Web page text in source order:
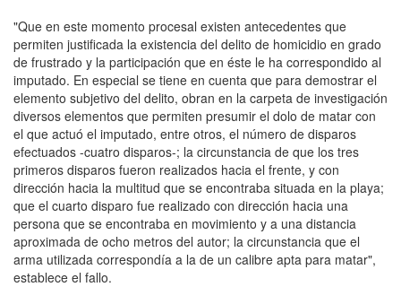
"Que en este momento procesal existen antecedentes que
permiten justificada la existencia del delito de homicidio en grado
de frustrado y la participación que en éste le ha correspondido al
imputado. En especial se tiene en cuenta que para demostrar el
elemento subjetivo del delito, obran en la carpeta de investigación
diversos elementos que permiten presumir el dolo de matar con
el que actuó el imputado, entre otros, el número de disparos
efectuados -cuatro disparos-; la circunstancia de que los tres
primeros disparos fueron realizados hacia el frente, y con
dirección hacia la multitud que se encontraba situada en la playa;
que el cuarto disparo fue realizado con dirección hacia una
persona que se encontraba en movimiento y a una distancia
aproximada de ocho metros del autor; la circunstancia que el
arma utilizada correspondía a la de un calibre apta para matar",
establece el fallo.